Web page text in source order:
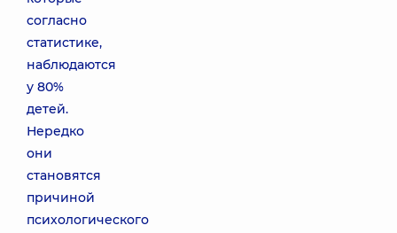
согласно
статистике,
наблюдаются
у 80%
детей.
Нередко
они
становятся
причиной
психологического